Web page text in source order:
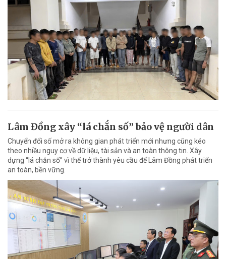
Lâm Đồng xây “lá chắn số” bảo vệ người dân
Chuyển đổi số mở ra không gian phát triển mới nhưng cũng kéo
theo nhiều nguy cơ về dữ liệu, tài sản và an toàn thông tin. Xây
dựng “lá chắn số” vì thế trở thành yêu cầu để Lâm Đồng phát triển
an toàn, bền vững.